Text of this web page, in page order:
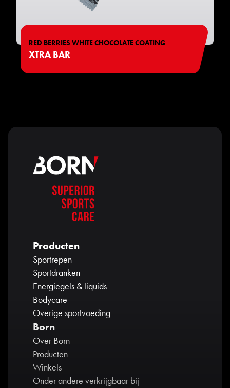
RED BERRIES WHITE CHOCOLATE COATING
XTRA BAR
Producten
Sportrepen
Sportdranken
Energiegels & liquids
Bodycare
Overige sportvoeding
Born
Over Born
Producten
Winkels
Onder andere verkrijgbaar bij